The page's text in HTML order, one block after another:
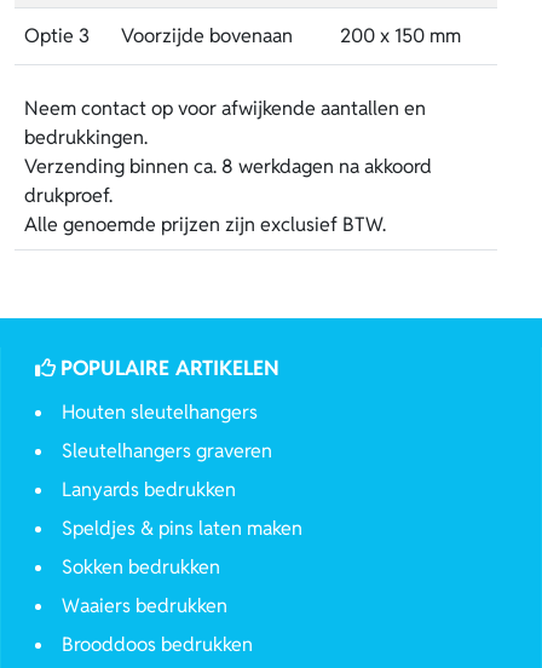
Optie 3 Voorzijde bovenaan 200 x 150 mm
Neem contact op voor afwijkende aantallen en
bedrukkingen.
Verzending binnen ca. 8 werkdagen na akkoord
drukproef.
Alle genoemde prijzen zijn exclusief BTW.
POPULAIRE ARTIKELEN
Houten sleutelhangers
Sleutelhangers graveren
Lanyards bedrukken
Speldjes & pins laten maken
Sokken bedrukken
Waaiers bedrukken
Brooddoos bedrukken